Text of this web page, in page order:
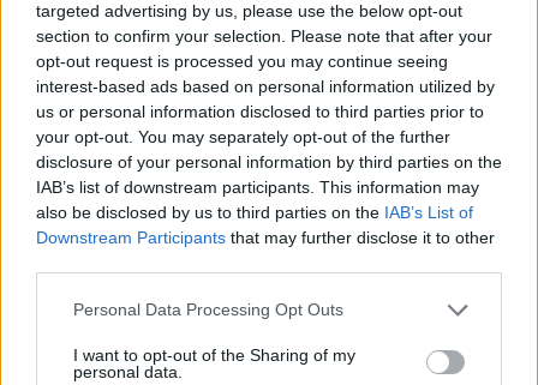
targeted advertising by us, please use the below opt-out
section to confirm your selection. Please note that after your
opt-out request is processed you may continue seeing
interest-based ads based on personal information utilized by
us or personal information disclosed to third parties prior to
your opt-out. You may separately opt-out of the further
disclosure of your personal information by third parties on the
IAB’s list of downstream participants. This information may
also be disclosed by us to third parties on the IAB’s List of
Downstream Participants that may further disclose it to other
Personal Data Processing Opt Outs
I want to opt-out of the Sharing of my
personal data.
пользуются общественным